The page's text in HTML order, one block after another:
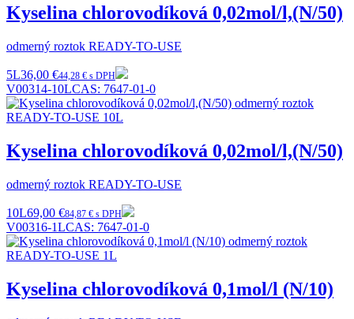
Kyselina chlorovodíková 0,02mol/l,(N/50)
odmerný roztok READY-TO-USE
5L36,00 €44,28 € s DPH
V00314-10LCAS: 7647-01-0
Kyselina chlorovodíková 0,02mol/l,(N/50)
odmerný roztok READY-TO-USE
10L69,00 €84,87 € s DPH
V00316-1LCAS: 7647-01-0
Kyselina chlorovodíková 0,1mol/l (N/10)